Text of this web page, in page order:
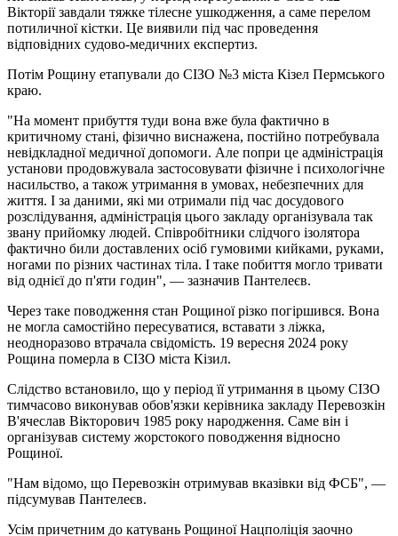
Вікторії завдали тяжке тілесне ушкодження, а саме перелом
потиличної кістки. Це виявили під час проведення
відповідних судово-медичних експертиз.
Потім Рощину етапували до СІЗО №3 міста Кізел Пермського
краю.
"На момент прибуття туди вона вже була фактично в
критичному стані, фізично виснажена, постійно потребувала
невідкладної медичної допомоги. Але попри це адміністрація
установи продовжувала застосовувати фізичне і психологічне
насильство, а також утримання в умовах, небезпечних для
життя. І за даними, які ми отримали під час досудового
розслідування, адміністрація цього закладу організувала так
звану прийомку людей. Співробітники слідчого ізолятора
фактично били доставлених осіб гумовими кийками, руками,
ногами по різних частинах тіла. І таке побиття могло тривати
від однієї до п'яти годин", — зазначив Пантелеєв.
Через таке поводження стан Рощиної різко погіршився. Вона
не могла самостійно пересуватися, вставати з ліжка,
неодноразово втрачала свідомість. 19 вересня 2024 року
Рощина померла в СІЗО міста Кізил.
Слідство встановило, що у період її утримання в цьому СІЗО
тимчасово виконував обов'язки керівника закладу Перевозкін
В'ячеслав Вікторович 1985 року народження. Саме він і
організував систему жорстокого поводження відносно
Рощиної.
"Нам відомо, що Перевозкін отримував вказівки від ФСБ", —
підсумував Пантелеєв.
Усім причетним до катувань Рощиної Нацполіція заочно